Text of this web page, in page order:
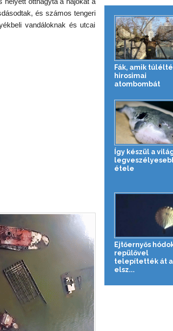
és számos tengeri
vandáloknak és utcai
Fák, amik
hirosimai
atombombát
Így készül a
étele
Ejtőernyős
repülővel
telepítették át
elsz...